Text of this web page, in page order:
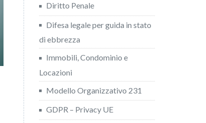
Diritto Penale
Difesa legale per guida in stato
di ebbrezza
Immobili, Condominio e
Locazioni
Modello Organizzativo 231
GDPR – Privacy UE